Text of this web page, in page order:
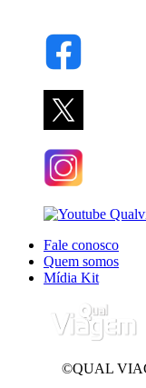
Fale conosco
Quem somos
Mídia Kit
©QUAL